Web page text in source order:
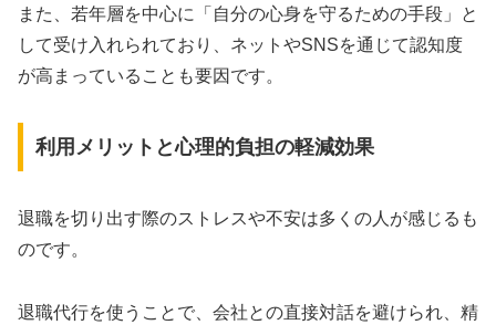
また、若年層を中心に「自分の心身を守るための手段」と
して受け入れられており、ネットやSNSを通じて認知度
が高まっていることも要因です。
利用メリットと心理的負担の軽減効果
退職を切り出す際のストレスや不安は多くの人が感じるも
のです。
退職代行を使うことで、会社との直接対話を避けられ、精